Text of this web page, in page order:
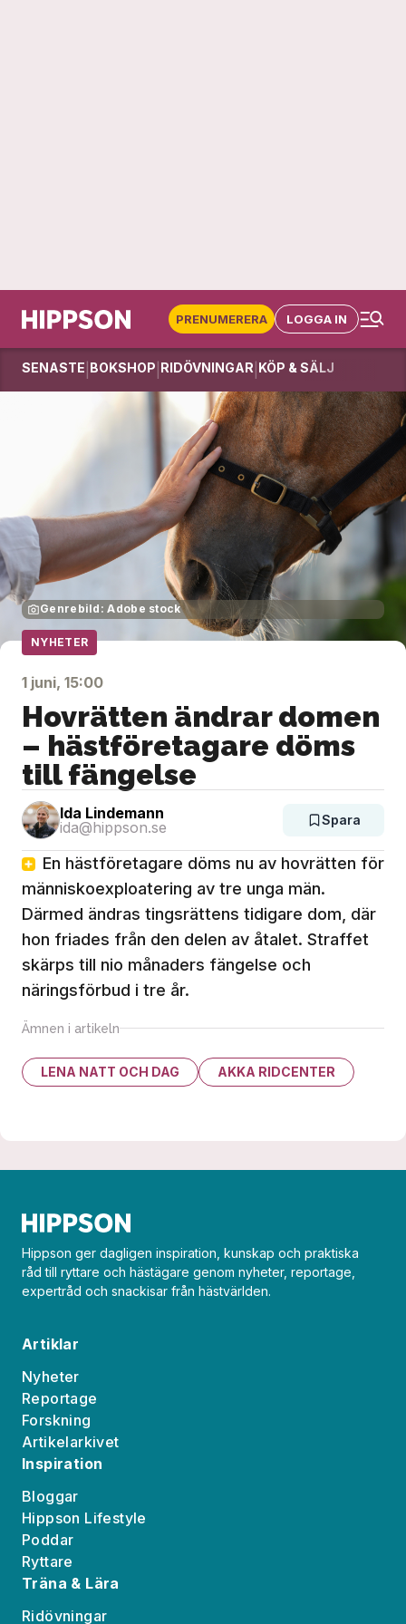
PRENUMERERA LOGGA IN
SENASTE BOKSHOP RIDÖVNINGAR KÖP & SÄLJ
Genrebild: Adobe stock
NYHETER
1 juni, 15:00
Hovrätten ändrar domen
– hästföretagare döms
till fängelse
Ida Lindemann
ida@hippson.se
Spara
En hästföretagare döms nu av hovrätten för
människoexploatering av tre unga män.
Därmed ändras tingsrättens tidigare dom, där
hon friades från den delen av åtalet. Straffet
skärps till nio månaders fängelse och
näringsförbud i tre år.
Ämnen i artikeln
LENA NATT OCH DAG AKKA RIDCENTER
Hippson ger dagligen inspiration, kunskap och praktiska
råd till ryttare och hästägare genom nyheter, reportage,
expertråd och snackisar från hästvärlden.
Artiklar
Nyheter
Reportage
Forskning
Artikelarkivet
Inspiration
Bloggar
Hippson Lifestyle
Poddar
Ryttare
Träna & Lära
Ridövningar